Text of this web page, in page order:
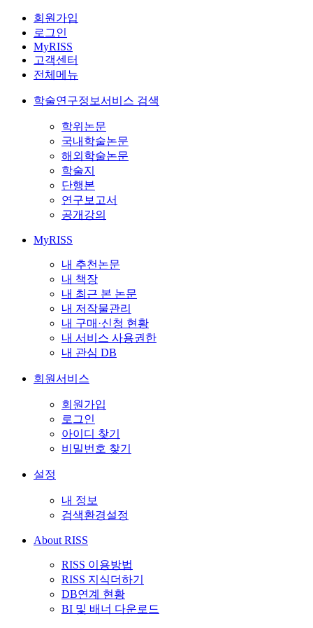
회원가입
로그인
MyRISS
고객센터
전체메뉴
학술연구정보서비스 검색
학위논문
국내학술논문
해외학술논문
학술지
단행본
연구보고서
공개강의
MyRISS
내 추천논문
내 책장
내 최근 본 논문
내 저작물관리
내 구매·신청 현황
내 서비스 사용권한
내 관심 DB
회원서비스
회원가입
로그인
아이디 찾기
비밀번호 찾기
설정
내 정보
검색환경설정
About RISS
RISS 이용방법
RISS 지식더하기
DB연계 현황
BI 및 배너 다운로드